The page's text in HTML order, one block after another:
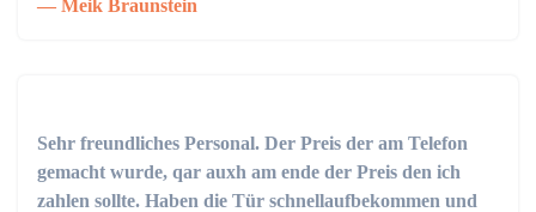
Meik Braunstein
Sehr freundliches Personal. Der Preis der am Telefon
gemacht wurde, qar auxh am ende der Preis den ich
zahlen sollte. Haben die Tür schnellaufbekommen und